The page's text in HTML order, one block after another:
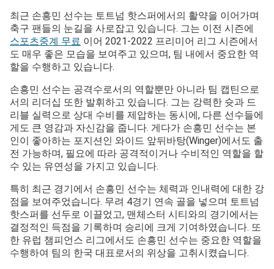
최근 손흥민 선수는 토트넘 핫스퍼에서의 활약을 이어가며
축구 팬들의 눈길을 사로잡고 있습니다. 그는 이전 시즌에
스포츠중계 무료 이어 2021-2022 프리미어 리그 시즌에서
도 매우 좋은 모습을 보여주고 있으며, 팀 내에서 중요한 역
할을 수행하고 있습니다.
손흥민 선수는 공격수로서의 역할뿐만 아니라 팀 캡틴으로
서의 리더십 또한 발휘하고 있습니다. 그는 강력한 슛과 드
리블 실력으로 상대 수비를 제압하는 동시에, 다른 선수들에
게도 큰 영감과 자신감을 줍니다. 게다가 손흥민 선수는 본
인이 좋아하는 포지션인 와이드 앞뒤바탕(Winger)에서도 출
전 가능하며, 필요에 따라 공격적이거나 수비적인 역할을 할
수 있는 유연성을 가지고 있습니다.
특히 최근 경기에서 손흥민 선수는 체력과 인내력에 대한 강
점을 보여주었습니다. 무려 4경기 연속 골을 넣으며 토트넘
핫스퍼를 선두로 이끌었고, 맨체스터 시티와의 경기에서는
결정적인 득점을 기록하며 승리에 크게 기여하였습니다. 또
한 유럽 챔피언스 리그에서도 손흥민 선수는 중요한 역할을
수행하여 팀의 한국 대표로서의 위상을 고취시켰습니다.